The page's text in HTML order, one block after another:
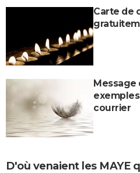
Carte de
Message
courrier
D'où venaient les MAYE